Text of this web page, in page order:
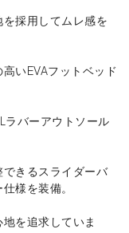
採用してムレ感を
いEVAフットベッド
ラバーアウトソール
きるスライダーバ
様を装備。
を追求していま